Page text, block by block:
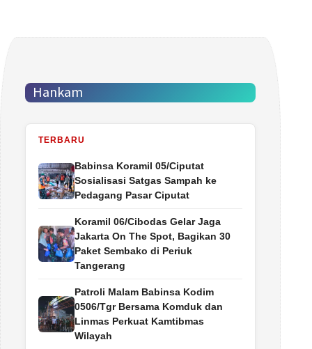
Hankam
TERBARU
Babinsa Koramil 05/Ciputat
Sosialisasi Satgas Sampah ke
Pedagang Pasar Ciputat
Koramil 06/Cibodas Gelar Jaga
Jakarta On The Spot, Bagikan 30
Paket Sembako di Periuk
Tangerang
Patroli Malam Babinsa Kodim
0506/Tgr Bersama Komduk dan
Linmas Perkuat Kamtibmas
Wilayah